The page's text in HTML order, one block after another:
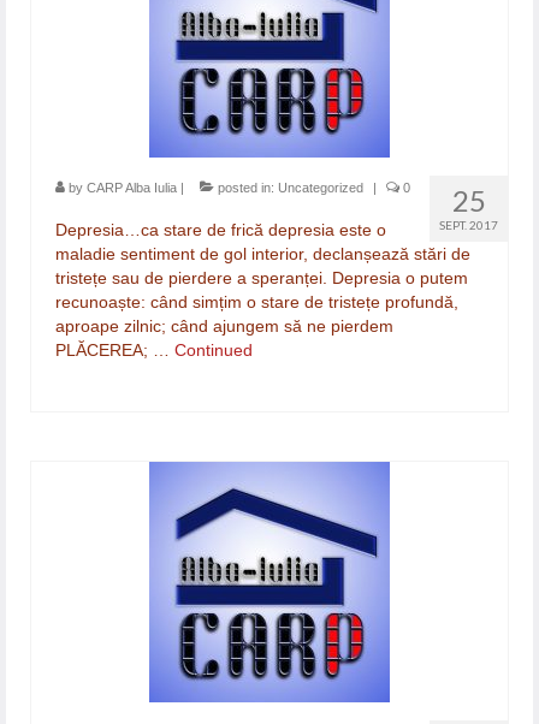
25
SEPT. 2017
by CARP Alba Iulia posted in: Uncategorized 0
Depresia…ca stare de frică depresia este o
maladie sentiment de gol interior, declanșează stări de
tristețe sau de pierdere a speranței. Depresia o putem
recunoaște: când simțim o stare de tristețe profundă,
aproape zilnic; când ajungem să ne pierdem
PLĂCEREA; … Continued